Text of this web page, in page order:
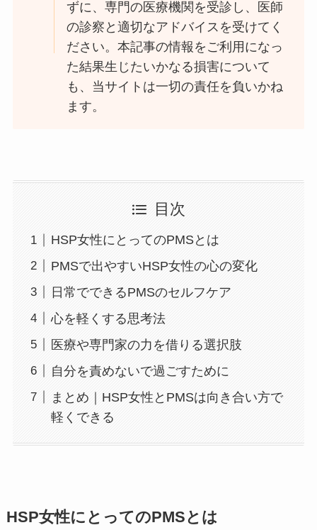
ずに、専門の医療機関を受診し、医師
の診察と適切なアドバイスを受けてく
ださい。本記事の情報をご利用になっ
た結果生じたいかなる損害について
も、当サイトは一切の責任を負いかね
ます。
目次
HSP女性にとってのPMSとは
PMSで出やすいHSP女性の心の変化
日常でできるPMSのセルフケア
心を軽くする思考法
医療や専門家の力を借りる選択肢
自分を責めないで過ごすために
まとめ｜HSP女性とPMSは向き合い方で
軽くできる
HSP女性にとってのPMSとは